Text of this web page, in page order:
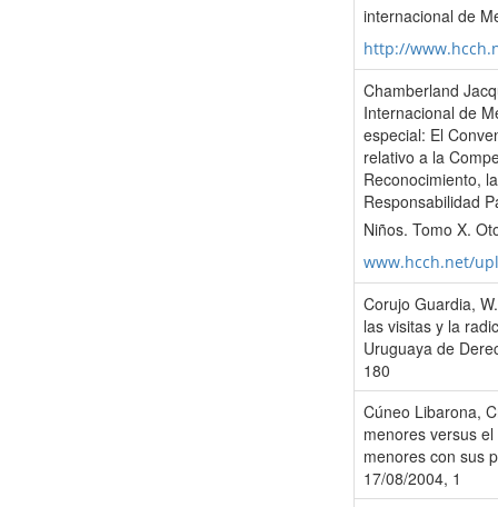
internacional de
http://
Chamberland
Internacional de
especial: El
relativo a la
Reconocimiento,
Responsabilidad
Niños. Tomo X.
www.hcch.net/
Corujo Guardia,
las visitas y la
Uruguaya de
180
Cúneo Libarona,
menores versus
menores con sus
17/08/2004, 1